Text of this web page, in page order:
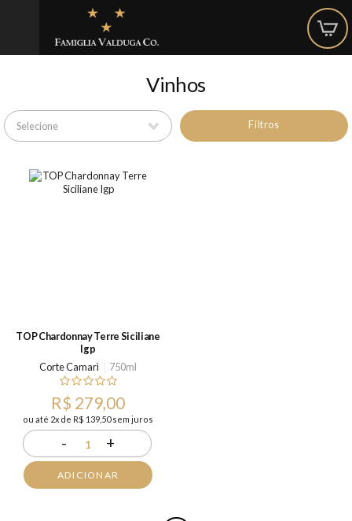
Vinhos
Filtros
TOP Chardonnay Terre Siciliane
Igp
Corte Camarì
750ml
R$ 279,00
ou até 2x de R$ 139,50 sem juros
- 1 +
ADICIONAR